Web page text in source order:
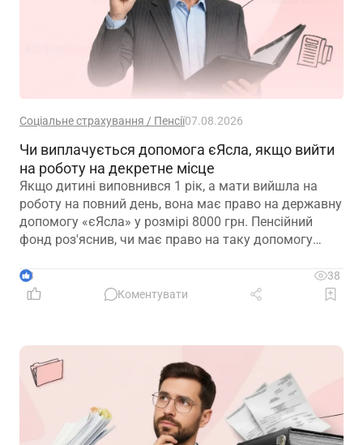
Соціальне страхування / Пенсії07.08.2026
Чи виплачується допомога єЯсла, якщо вийти
на роботу на декретне місце
Якщо дитині виповнився 1 рік, а мати вийшла на
роботу на повний день, вона має право на державну
допомогу «єЯсла» у розмірі 8000 грн. Пенсійний
фонд роз'яснив, чи має право на таку допомогу
3
38
Коментувати